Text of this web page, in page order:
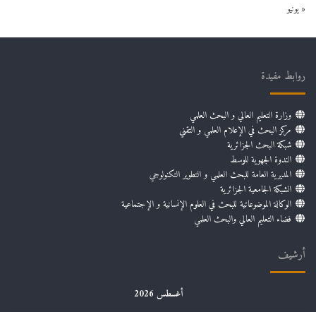
« يونيو
روابط مفيدة
وزارة التعليم العالي و البحث العلمي
مركز البحث في الإعلام العلمي و التقني
شبكة البحث الجزائرية
الندوة الجهوية للوسط
المديرية العامة للبحث العلمي و التطوير التكنولوجي
الشبكة الجامعية الجزائرية
الوكالة الموضوعاتية للبحث في العلوم الإنسانية و الإجتماعية
فضاء التعليم العالي والبحث العلمي
أرشيف
أغسطس 2026